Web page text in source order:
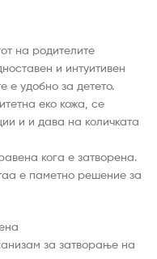
на родителите
и интуитивен
е удобно за детето.
еко кожа, се
и и дава на количката
кога е затворена.
е паметно решение за
за затворање на